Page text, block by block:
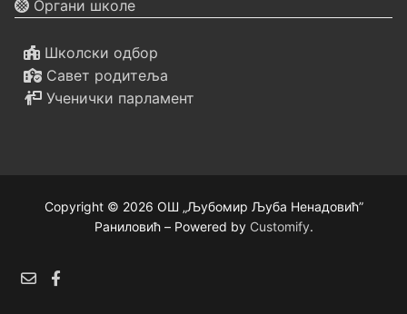
Органи школе
Школски одбор
Савет родитеља
Ученички парламент
Copyright © 2026 ОШ „Љубомир Љуба Ненадовић”
Раниловић – Powered by Customify.